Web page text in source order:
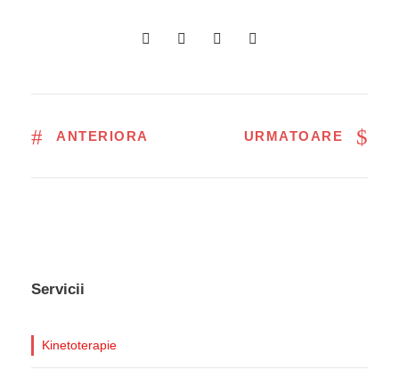
ANTERIORA URMATOARE
Servicii
Kinetoterapie